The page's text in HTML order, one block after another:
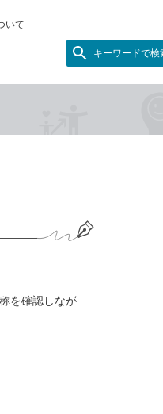
いて
キーワードで検
を確認しなが